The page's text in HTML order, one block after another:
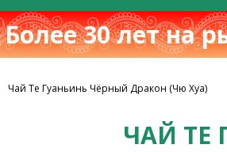
30 лет на
Чай Те Гуаньинь Чёрный Дракон (Чю Хуа)
ЧАЙ ТЕ